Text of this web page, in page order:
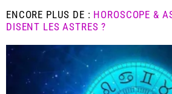
ENCORE PLUS DE : HOROSCOPE &
DISENT LES ASTRES ?